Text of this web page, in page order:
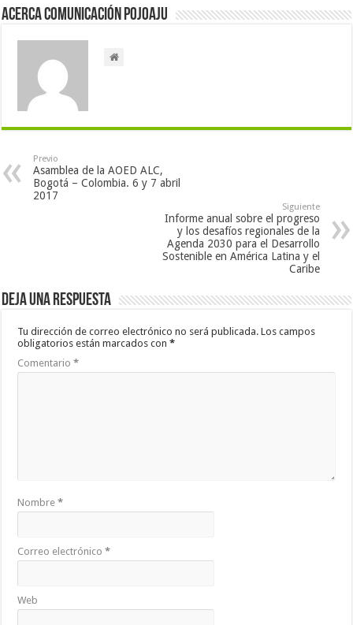
Acerca Comunicación Pojoaju
Previo
Asamblea de la AOED ALC,
Bogotá – Colombia. 6 y 7 abril
2017
Siguiente
Informe anual sobre el progreso
y los desafíos regionales de la
Agenda 2030 para el Desarrollo
Sostenible en América Latina y el
Caribe
Deja una respuesta
Tu dirección de correo electrónico no será publicada. Los campos
obligatorios están marcados con*
Comentario*
Nombre*
Correo electrónico*
Web